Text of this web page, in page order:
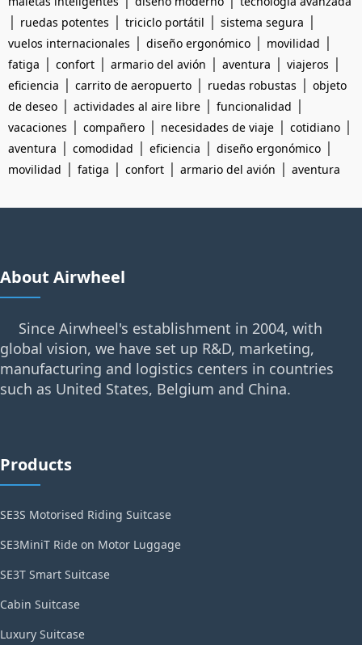
| ruedas potentes | triciclo portátil | sistema segura |
vuelos internacionales | diseño ergonómico | movilidad |
fatiga | confort | armario del avión | aventura | viajeros |
eficiencia | carrito de aeropuerto | ruedas robustas | objeto
de deseo | actividades al aire libre | funcionalidad |
vacaciones | compañero | necesidades de viaje | cotidiano |
aventura | comodidad | eficiencia | diseño ergonómico |
movilidad | fatiga | confort | armario del avión | aventura
About Airwheel
Since Airwheel's establishment in 2004, with
global vision, we have set up R&D, marketing,
manufacturing and logistics centers in countries
such as United States, Belgium and China.
Products
SE3S Motorised Riding Suitcase
SE3MiniT Ride on Motor Luggage
SE3T Smart Suitcase
Cabin Suitcase
Luxury Suitcase